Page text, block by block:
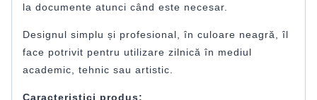
la documente atunci când este necesar.
Designul simplu și profesional, în culoare neagră, îl
face potrivit pentru utilizare zilnică în mediul
academic, tehnic sau artistic.
Caracteristici produs: